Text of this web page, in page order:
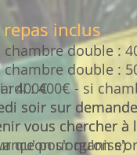
inclus
: 400€
soir sur
vous chercher
qu'on s'organise).
inclus
double :
double :
: 400€ - si
soir sur
vous chercher
pour qu'on